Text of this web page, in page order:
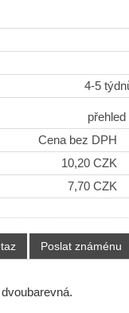
4-5
Cena bez DPH
10,20 CZK
7,70 CZK
Poslat známénu